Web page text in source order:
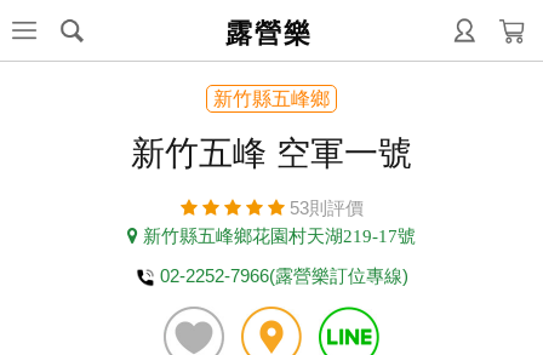
露營樂
新竹縣五峰鄉
新竹五峰 空軍一號
53則評價
新竹縣五峰鄉花園村天湖219-17號
02-2252-7966(露營樂訂位專線)